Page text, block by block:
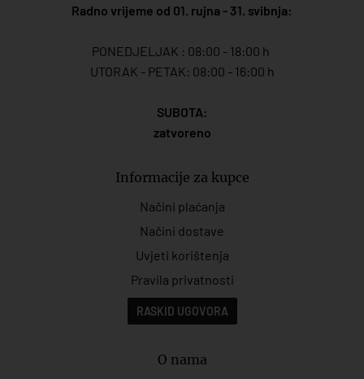
Radno vrijeme od 01. rujna - 31. svibnja:
PONEDJELJAK : 08:00 - 18:00 h
UTORAK - PETAK: 08:00 - 16:00 h
SUBOTA:
zatvoreno
Informacije za kupce
Načini plaćanja
Načini dostave
Uvjeti korištenja
Pravila privatnosti
RASKID UGOVORA
O nama